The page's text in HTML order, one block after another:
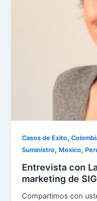
Casos de Exito,
Suministro, Mexico,
Entrevista con
marketing de
Compartimos con